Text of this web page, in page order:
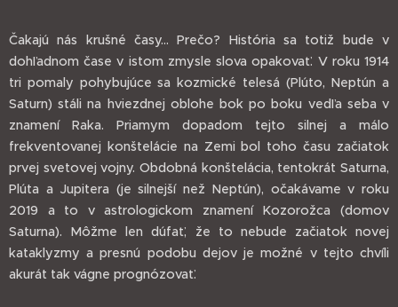
Čakajú nás krušné časy... Prečo? História sa totiž bude v
dohľadnom čase v istom zmysle slova opakovať. V roku 1914
tri pomaly pohybujúce sa kozmické telesá (Plúto, Neptún a
Saturn) stáli na hviezdnej oblohe bok po boku vedľa seba v
znamení Raka. Priamym dopadom tejto silnej a málo
frekventovanej konštelácie na Zemi bol toho času začiatok
prvej svetovej vojny. Obdobná konštelácia, tentokrát Saturna,
Plúta a Jupitera (je silnejší než Neptún), očakávame v roku
2019 a to v astrologickom znamení Kozorožca (domov
Saturna). Môžme len dúfať, že to nebude začiatok novej
kataklyzmy a presnú podobu dejov je možné v tejto chvíli
akurát tak vágne prognózovať.